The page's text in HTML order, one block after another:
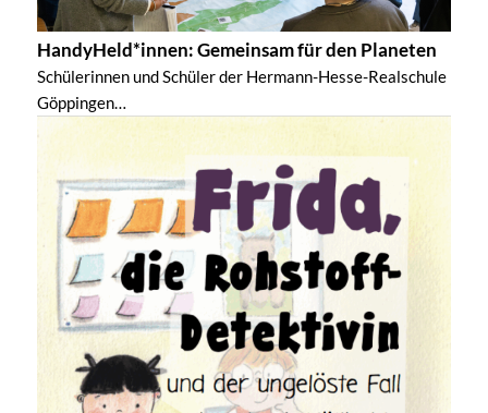
HandyHeld*innen: Gemeinsam für den Planeten
Schülerinnen und Schüler der Hermann-Hesse-Realschule
Göppingen…